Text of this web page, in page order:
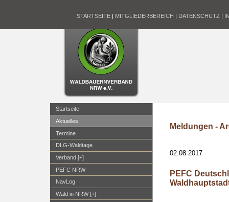
STARTSEITE | MITGLIEDERBEREICH | DATENSCHUTZ |
Startseite
Aktuelles
Termine
DLG-Waldtage
Verband [+]
PEFC NRW
NavLog
Wald in NRW [+]
Meldungen -
02.08.2017
PEFC